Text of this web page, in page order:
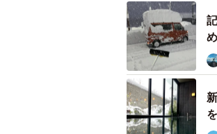
ツイッター担
ーー投稿された
「19日の昼頃か
夕方に社用で外